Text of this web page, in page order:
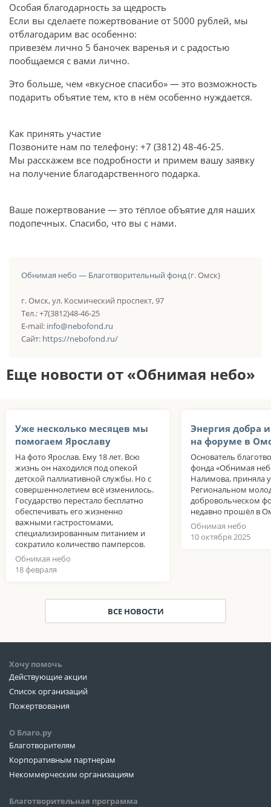
Особая благодарность за щедрость
Если вы сделаете пожертвование от 5000 рублей, мы
отблагодарим вас особенно:
привезём лично 5 баночек варенья и с радостью
пообщаемся с вами лично.
Это больше, чем «вкусное спасибо» — это возможность
подарить объятие тем, кто в нём особенно нуждается.
Как принять участие
Позвоните нам по телефону: +7 (3812) 48-46-25.
Мы расскажем все подробности и примем вашу заявку
на получение благодарственного подарка.
Ваше пожертвование — это тёплое объятие для наших
подопечных. Спасибо, что вы с нами.
Обнимая небо — Благотворительный фонд(г. Омск)
г. Омск, ул. Космический проспект, 97
Тел.: +7(3812)48-46-25
E-mail: info@nebofond.ru
Сайт: https://nebofond.ru/
Еще новости от «Обнимая небо»
Уже несколько месяцев мы
помогаем Ярославу
На фото Ярослав. Ему 18 лет. Всю
жизнь он находился под опекой
детской паллиативной службы. Но с
совершеннолетием всё изменилось.
Государство перестало бесплатно
обеспечивать его жизненно
важными гастростомами,
специализированным питанием и
сократило количество памперсов.
Обнимая небо
18 февраля
Энергия добра
на форуме в
Основатель
фонда «Обнимая
Налимова, приняла
Региональном
добровольческом
недавно прошёл в
Обнимая небо
10 октября 2025
ВСЕ НОВОСТИ
Хочу помочь
Действующие акции
Список организаций
Пожертвования
О Благо.ру
Благотворителям
Корпоративным партнерам
Некоммерческим организациям
Благотворительная программа